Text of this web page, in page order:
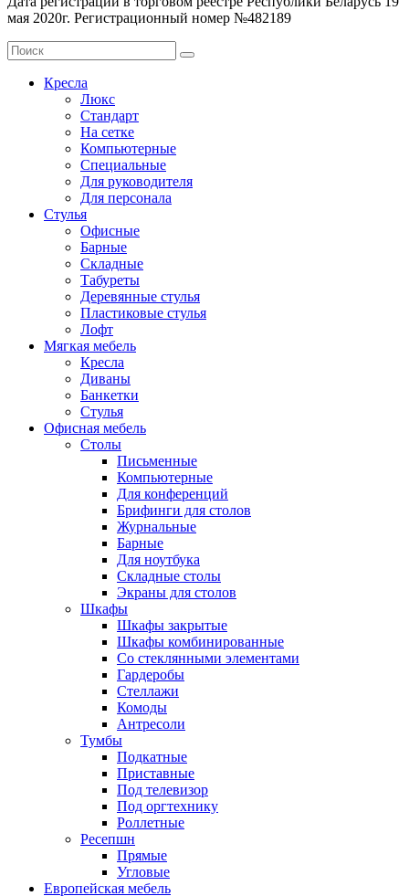
мая 2020г. Регистрационный номер №482189
Кресла
Люкс
Стандарт
На сетке
Компьютерные
Специальные
Для руководителя
Для персонала
Стулья
Офисные
Барные
Складные
Табуреты
Деревянные стулья
Пластиковые стулья
Лофт
Мягкая мебель
Кресла
Диваны
Банкетки
Стулья
Офисная мебель
Столы
Письменные
Компьютерные
Для конференций
Брифинги для столов
Журнальные
Барные
Для ноутбука
Складные столы
Экраны для столов
Шкафы
Шкафы закрытые
Шкафы комбинированные
Со стеклянными элементами
Гардеробы
Стеллажи
Комоды
Антресоли
Тумбы
Подкатные
Приставные
Под телевизор
Под оргтехнику
Роллетные
Ресепшн
Прямые
Угловые
Европейская мебель